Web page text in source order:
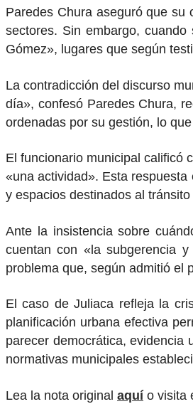
Paredes Chura aseguró que su
sectores. Sin embargo,
Gómez», lugares que según
La contradicción del discurso
día», confesó Paredes Chura,
ordenadas por su gestión, lo
El funcionario municipal calificó
«una actividad». Esta
y espacios destinados al
Ante la insistencia sobre
cuentan con «la subgerencia
problema que, según admitió el
El caso de Juliaca refleja la
planificación urbana efectiva
parecer democrática, evidencia
normativas municipales
Lea la nota original aquí o visita